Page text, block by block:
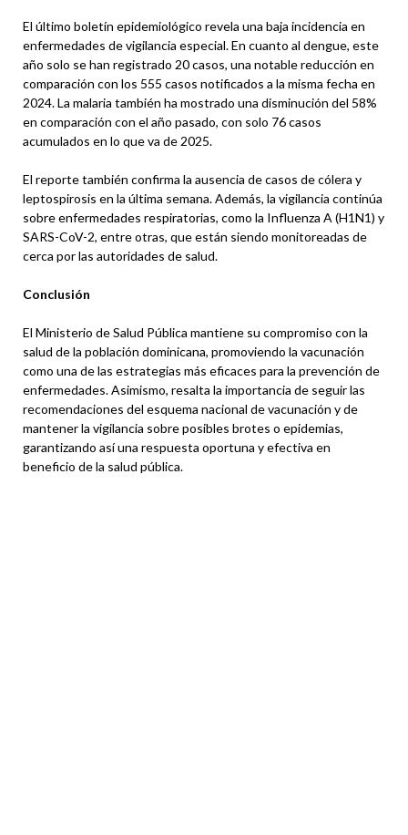
El último boletín epidemiológico revela una baja incidencia en
enfermedades de vigilancia especial. En cuanto al dengue, este
año solo se han registrado 20 casos, una notable reducción en
comparación con los 555 casos notificados a la misma fecha en
2024. La malaria también ha mostrado una disminución del 58%
en comparación con el año pasado, con solo 76 casos
acumulados en lo que va de 2025.
El reporte también confirma la ausencia de casos de cólera y
leptospirosis en la última semana. Además, la vigilancia continúa
sobre enfermedades respiratorias, como la Influenza A (H1N1) y
SARS-CoV-2, entre otras, que están siendo monitoreadas de
cerca por las autoridades de salud.
Conclusión
El Ministerio de Salud Pública mantiene su compromiso con la
salud de la población dominicana, promoviendo la vacunación
como una de las estrategias más eficaces para la prevención de
enfermedades. Asimismo, resalta la importancia de seguir las
recomendaciones del esquema nacional de vacunación y de
mantener la vigilancia sobre posibles brotes o epidemias,
garantizando así una respuesta oportuna y efectiva en
beneficio de la salud pública.